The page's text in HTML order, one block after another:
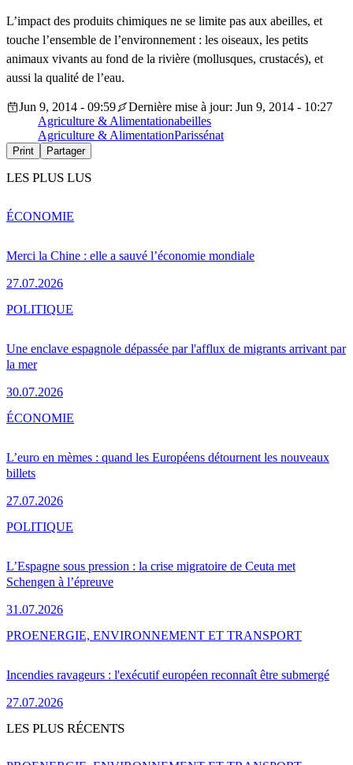
L’impact des produits chimiques ne se limite pas aux abeilles, et
touche l’ensemble de l’environnement : les oiseaux, les petits
animaux vivants au fond de la rivière (mollusques, crustacés), et
aussi la qualité de l’eau.
Jun 9, 2014 - 09:59
Dernière mise à jour: Jun 9, 2014 - 10:27
Agriculture & Alimentationabeilles
Agriculture & AlimentationParissénat
Print Partager
LES PLUS LUS
Merci la Chine : elle a sauvé l’économie mondiale
27.07.2026
ÉCONOMIE
Une enclave espagnole dépassée par l'afflux de migrants arrivant par
la mer
30.07.2026
POLITIQUE
L’euro en mèmes : quand les Européens détournent les nouveaux
billets
27.07.2026
ÉCONOMIE
L’Espagne sous pression : la crise migratoire de Ceuta met
Schengen à l’épreuve
31.07.2026
POLITIQUE
Incendies ravageurs : l'exécutif européen reconnaît être submergé
27.07.2026
PROENERGIE, ENVIRONNEMENT ET TRANSPORT
LES PLUS RÉCENTS